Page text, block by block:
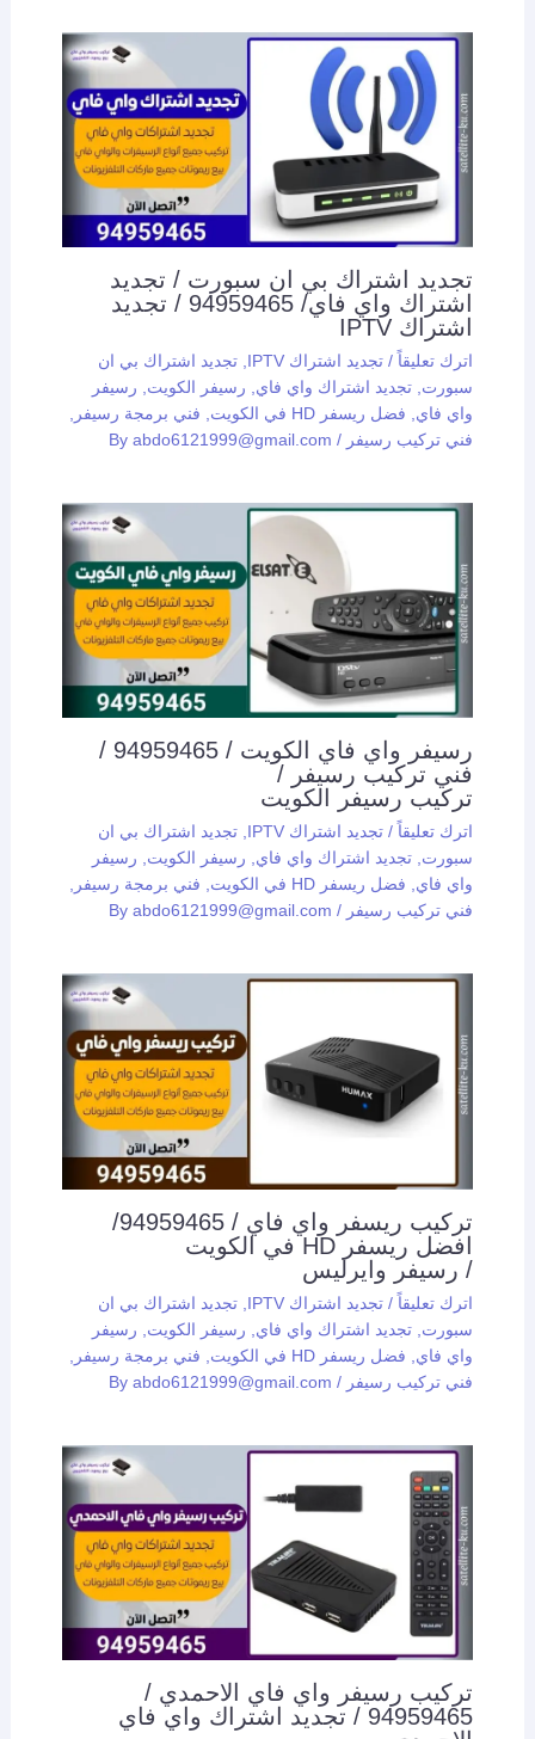
تجديد اشتراك بي ان سبورت / تجديد
اشتراك واي فاي/ 94959465 / تجديد
اشتراك IPTV
اترك تعليقاً / تجديد اشتراك IPTV
تجديد اشتراك بي ان
سبورت تجديد اشتراك واي فاي رسيفر الكويت
رسيفر
واي فاي
فضل ريسفر HD في الكويت فني برمجة رسيفر
فني تركيب رسيفر / By
abdo6121999@gmail.com
رسيفر واي فاي الكويت / 94959465 /
فني تركيب رسيفر /
تركيب رسيفر الكويت
اترك تعليقاً / تجديد اشتراك IPTV , تجديد اشتراك بي ان
سبورت, تجديد اشتراك واي فاي, رسيفر الكويت, رسيفر
واي فاي, فضل ريسفر HD في الكويت , فني برمجة رسيفر ,
فني تركيب رسيفر / By
abdo6121999@gmail.com
تركيب ريسفر واي فاي / 94959465/
افضل ريسفر HD في الكويت
/ رسيفر وايرليس
اترك تعليقاً / تجديد اشتراك IPTV
تجديد اشتراك بي ان
سبورت تجديد اشتراك واي فاي رسيفر الكويت
رسيفر
واي فاي
فضل ريسفر HD في الكويت فني برمجة رسيفر
فني تركيب رسيفر / By
abdo6121999@gmail.com
تركيب رسيفر واي فاي الاحمدي /
94959465 / تجديد اشتراك واي فاي